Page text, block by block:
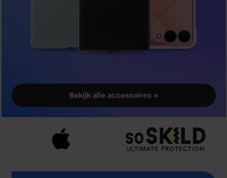
Bekijk alle accessoires →